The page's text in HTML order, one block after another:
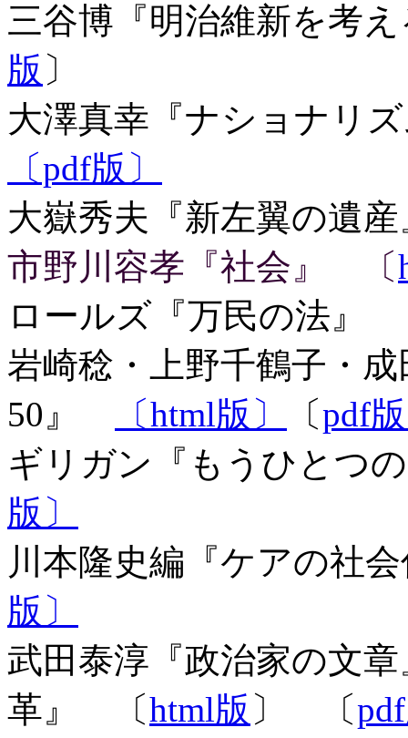
三谷博『明治維新を
版 〕
大澤真幸『ナショナリ
〔pdf版〕
大嶽秀夫『新左翼の
市野川容孝『社会』 〔
ロールズ『万民の法』
岩崎稔・上野千鶴子・
50』
〔html版〕 〔pdf
ギリガン『もうひと
版〕
川本隆史編『ケアの社
版〕
武田泰淳『政治家の文
革』 〔html版 〕 〔